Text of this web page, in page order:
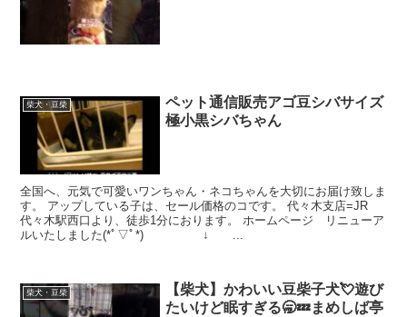
柴犬・豆柴
ペット通信販売アゴ豆シバサイズ
極小黒シバちゃん
全国へ、元気で可愛いワンちゃん・ネコちゃんを大切にお届け致しま
す。 アップしている子は、セール価格のコです。 代々木支店=JR
代々木駅西口より、徒歩1分におります。 ホームページ リニューア
ルいたしました(*ﾟ▽ﾟ*) ↓ ...
柴犬・豆柴
【柴犬】かわいい豆柴子犬💘遊び
たいけど眠すぎる🥱💤まめしば亭